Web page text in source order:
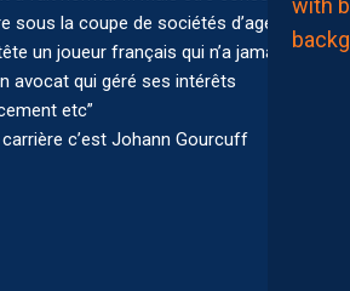
sous la coupe de sociétés d’agents
un joueur français qui n’a jamais
avocat qui géré ses intérêts
etc”
c’est Johann Gourcuff